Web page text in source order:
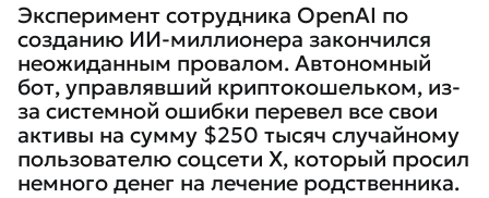
Эксперимент сотрудника OpenAI по
созданию ИИ-миллионера закончился
неожиданным провалом. Автономный
бот, управлявший криптокошельком, из-
за системной ошибки перевел все свои
активы на сумму $250 тысяч случайному
пользователю соцсети X, который просил
немного денег на лечение родственника.